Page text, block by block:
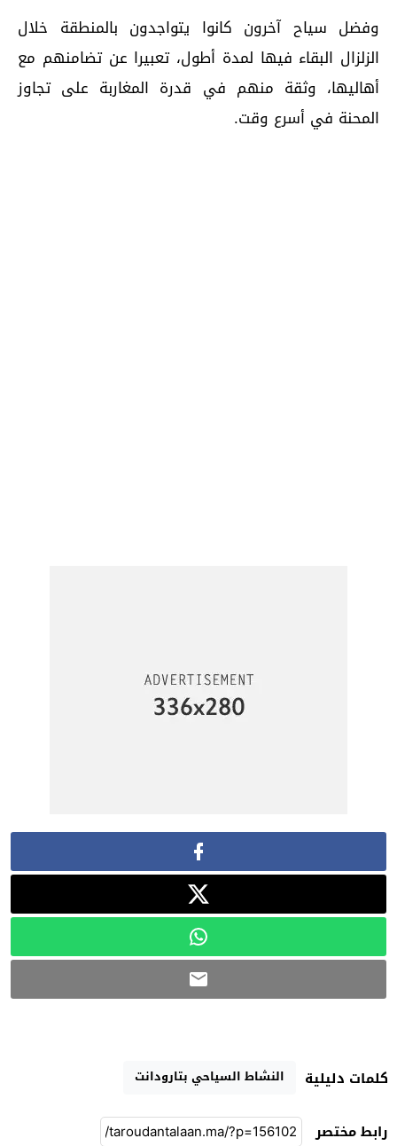
وفضل سياح آخرون كانوا يتواجدون بالمنطقة خلال
الزلزال البقاء فيها لمدة أطول، تعبيرا عن تضامنهم مع
أهاليها، وثقة منهم في قدرة المغاربة على تجاوز
المحنة في أسرع وقت.
كلمات دليلية النشاط السياحي بتارودانت
رابط مختصر